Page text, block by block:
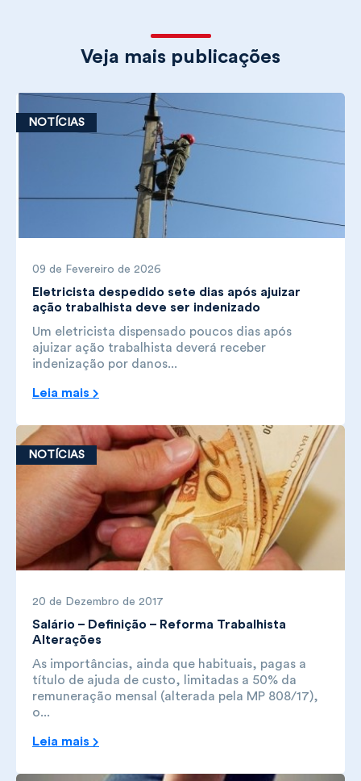
Veja mais publicações
NOTÍCIAS
09 de Fevereiro de 2026
Eletricista despedido sete dias após ajuizar
ação trabalhista deve ser indenizado
Um eletricista dispensado poucos dias após
ajuizar ação trabalhista deverá receber
indenização por danos...
Leia mais
NOTÍCIAS
20 de Dezembro de 2017
Salário – Definição – Reforma Trabalhista
Alterações
As importâncias, ainda que habituais, pagas a
título de ajuda de custo, limitadas a 50% da
remuneração mensal (alterada pela MP 808/17),
o...
Leia mais